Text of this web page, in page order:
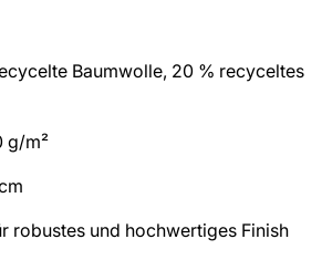
Baumwolle, 20 % recyceltes
g/m²
robustes und hochwertiges Finish